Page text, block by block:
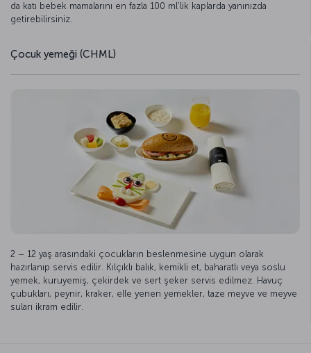
da katı bebek mamalarını en fazla 100 ml'lik kaplarda yanınızda
getirebilirsiniz.
Çocuk yemeği (CHML)
2 – 12 yaş arasındaki çocukların beslenmesine uygun olarak
hazırlanıp servis edilir. Kılçıklı balık, kemikli et, baharatlı veya soslu
yemek, kuruyemiş, çekirdek ve sert şeker servis edilmez. Havuç
çubukları, peynir, kraker, elle yenen yemekler, taze meyve ve meyve
suları ikram edilir.